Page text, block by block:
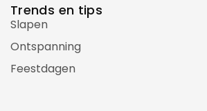
Trends en tips
Slapen
Ontspanning
Feestdagen